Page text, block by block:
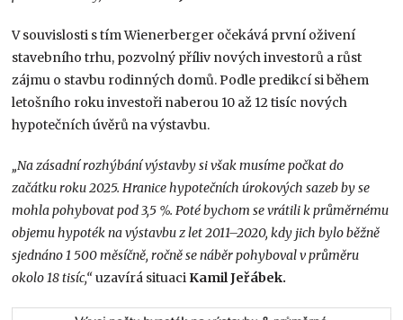
V souvislosti s tím Wienerberger očekává první oživení
stavebního trhu, pozvolný příliv nových investorů a růst
zájmu o stavbu rodinných domů. Podle predikcí si během
letošního roku investoři naberou 10 až 12 tisíc nových
hypotečních úvěrů na výstavbu.
„Na zásadní rozhýbání výstavby si však musíme počkat do
začátku roku 2025. Hranice hypotečních úrokových sazeb by se
mohla pohybovat pod 3,5 %. Poté bychom se vrátili k průměrnému
objemu hypoték na výstavbu z let 2011–2020, kdy jich bylo běžně
sjednáno 1 500 měsíčně, ročně se náběr pohyboval v průměru
okolo 18 tisíc,“uzavírá situaci Kamil Jeřábek.